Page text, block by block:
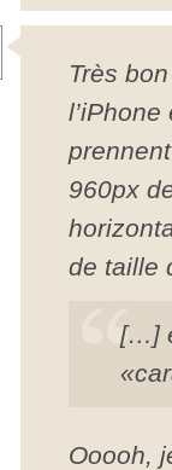
Très
960px
de taille
[…]
Ooooh,